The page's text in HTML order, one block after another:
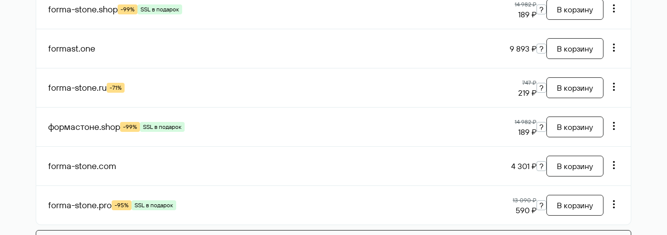
forma-stone.shop -99% SSL в подарок
14 982 ₽
189 ₽ ? В корзину
formast.one 9 893 ₽ ? В корзину
forma-stone.ru -71%
747 ₽
219 ₽ ? В корзину
формастоне.shop -99% SSL в подарок
14 982 ₽
189 ₽ ? В корзину
forma-stone.com 4 301 ₽ ? В корзину
forma-stone.pro -95% SSL в подарок
13 090 ₽
590 ₽ ? В корзину